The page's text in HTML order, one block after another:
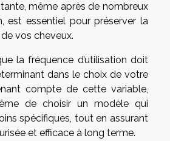
même après de nombreux
est essentiel pour préserver la
vos cheveux.
la fréquence d’utilisation doit
dans le choix de votre
compte de cette variable,
de choisir un modèle qui
spécifiques, tout en assurant
et efficace à long terme.